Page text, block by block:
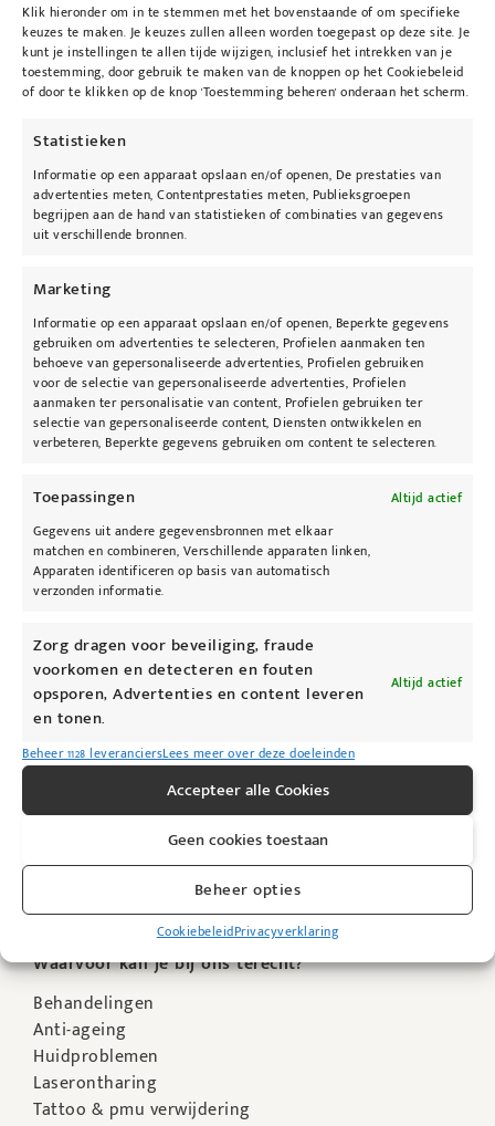
Klik hieronder om in te stemmen met het bovenstaande of om specifieke
keuzes te maken. Je keuzes zullen alleen worden toegepast op deze site. Je
kunt je instellingen te allen tijde wijzigen, inclusief het intrekken van je
toestemming, door gebruik te maken van de knoppen op het Cookiebeleid
of door te klikken op de knop 'Toestemming beheren' onderaan het scherm.
Statistieken
Informatie op een apparaat opslaan en/of openen, De prestaties van
advertenties meten, Contentprestaties meten, Publieksgroepen
begrijpen aan de hand van statistieken of combinaties van gegevens
uit verschillende bronnen.
Marketing
Informatie op een apparaat opslaan en/of openen, Beperkte gegevens
gebruiken om advertenties te selecteren, Profielen aanmaken ten
behoeve van gepersonaliseerde advertenties, Profielen gebruiken
voor de selectie van gepersonaliseerde advertenties, Profielen
aanmaken ter personalisatie van content, Profielen gebruiken ter
selectie van gepersonaliseerde content, Diensten ontwikkelen en
verbeteren, Beperkte gegevens gebruiken om content te selecteren.
Toepassingen
Altijd actief
Gegevens uit andere gegevensbronnen met elkaar
matchen en combineren, Verschillende apparaten linken,
Apparaten identificeren op basis van automatisch
verzonden informatie.
Zorg dragen voor beveiliging, fraude
voorkomen en detecteren en fouten
opsporen, Advertenties en content leveren
en tonen.
Altijd actief
Beheer 1128 leveranciersLees meer over deze doeleinden
Accepteer alle Cookies
Geen cookies toestaan
Beheer opties
CookiebeleidPrivacyverklaring
@kybeau
KyBeau Cosmedisch Huidcentrum
Viooltjensstraat 3
Telefoon:+32 13 67 00 76
E-mail:info@kybeau.be
Web: KyBeau.be
Openingsuren
Maandag: 09u00 – 19u00
Dinsdag: 09u00 – 19u00
Woensdag: 09u00 – 19u00
Donderdag: Gesloten
Vrijdag: 09u00 – 19u00
Zaterdag: 09u00 – 14u00
Zondag: Gesloten
Waarvoor kan je bij ons terecht?
Behandelingen
Anti-ageing
Huidproblemen
Laserontharing
Tattoo & pmu verwijdering